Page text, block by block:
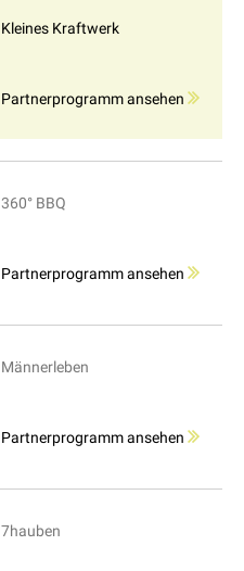
Kleines Kraftwerk
Partnerprogramm ansehen
360° BBQ
Partnerprogramm ansehen
Männerleben
Partnerprogramm ansehen
7hauben